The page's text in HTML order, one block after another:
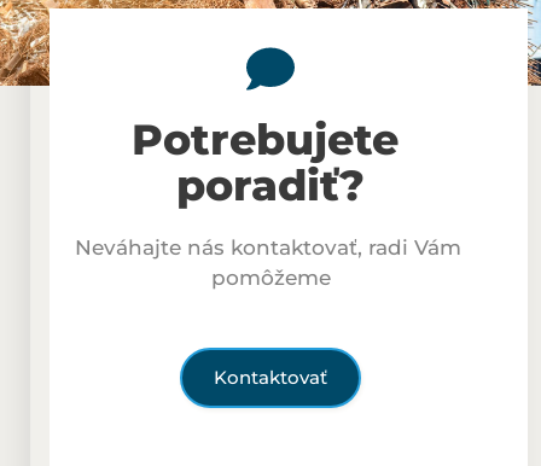
Potrebujete
poradiť?
Neváhajte nás kontaktovať, radi Vám
pomôžeme
Kontaktovať